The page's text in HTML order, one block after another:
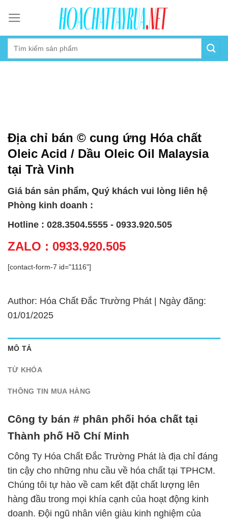
content
Địa chỉ bán © cung ứng Hóa chất
Oleic Acid / Dầu Oleic Oil Malaysia
tại Trà Vinh
Giá bán sản phẩm, Quý khách vui lòng liên hệ
Phòng kinh doanh :
Hotline : 028.3504.5555 - 0933.920.505
ZALO : 0933.920.505
[contact-form-7 id="1116"]
Author: Hóa Chất Đắc Trường Phát | Ngày đăng:
01/01/2025
MÔ TẢ
TỪ KHÓA
THÔNG TIN MUA HÀNG
Công ty bán # phân phối hóa chất tại
Thành phố Hồ Chí Minh
Công Ty Hóa Chất Đắc Trường Phát là địa chỉ đáng
tin cậy cho những nhu cầu về hóa chất tại TPHCM.
Chúng tôi tự hào về cam kết đặt chất lượng lên
hàng đầu trong mọi khía cạnh của hoạt động kinh
doanh. Đội ngũ nhân viên giàu kinh nghiệm của